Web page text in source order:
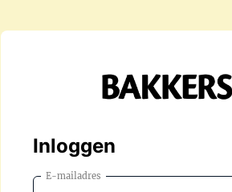
Inloggen
E-mailadres